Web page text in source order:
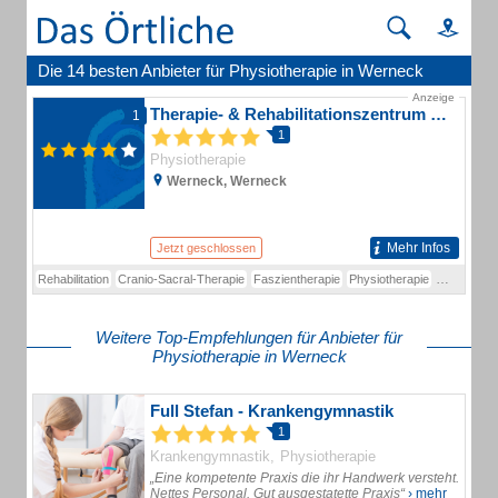
Die 14 besten Anbieter für Physiotherapie in Werneck
Anzeige
1 Therapie- & Rehabilitationszentrum Richard Wagner
1
Physiotherapie
Werneck, Werneck
Jetzt geschlossen Mehr Infos
Rehabilitation Cranio-Sacral-Therapie Faszientherapie Physiotherapie
Weitere Top-Empfehlungen für Anbieter für
Physiotherapie in Werneck
Full Stefan - Krankengymnastik
1
Krankengymnastik Physiotherapie
„Eine kompetente Praxis die ihr Handwerk versteht.
Nettes Personal. Gut ausgestatette Praxis“› mehr